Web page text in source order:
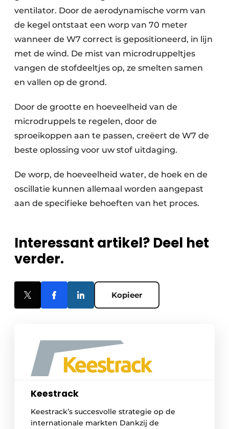
ventilator. Door de aerodynamische vorm van
de kegel ontstaat een worp van 70 meter
wanneer de W7 correct is gepositioneerd, in lijn
met de wind. De mist van microdruppeltjes
vangen de stofdeeltjes op, ze smelten samen
en vallen op de grond.
Door de grootte en hoeveelheid van de
microdruppels te regelen, door de
sproeikoppen aan te passen, creëert de W7 de
beste oplossing voor uw stof uitdaging.
De worp, de hoeveelheid water, de hoek en de
oscillatie kunnen allemaal worden aangepast
aan de specifieke behoeften van het proces.
Interessant artikel? Deel het
verder.
Kopieer
Keestrack
Keestrack’s succesvolle strategie op de
internationale markten Dankzij de